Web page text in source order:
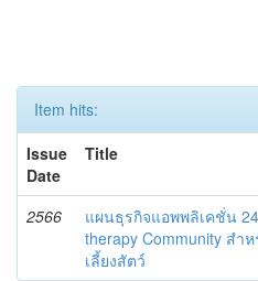
Item hits:
Issue
Date
Title
2566
แผนธุรกิจแอพพลิเคชั่น
therapy Community สำ
เลี้ยงสัตว์